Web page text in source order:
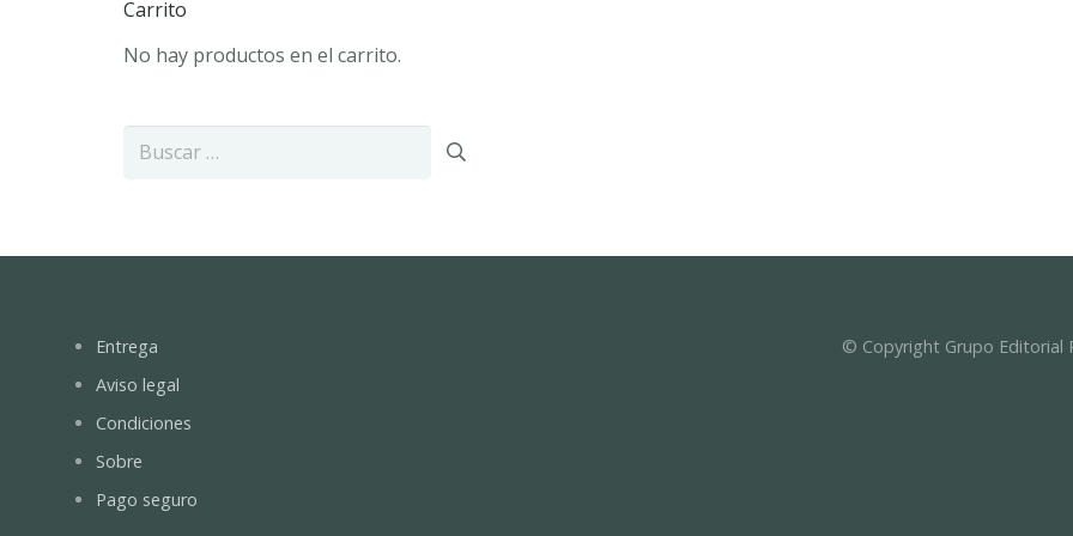
Carrito
No hay productos en el carrito.
Buscar:
Entrega
Aviso legal
Condiciones
Sobre
Pago seguro
© Copyright Grupo Editorial